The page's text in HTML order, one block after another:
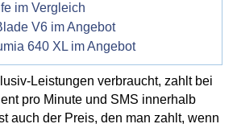
im Vergleich
V6 im Angebot
640 XL im Angebot
Leistungen verbraucht, zahlt bei
pro Minute und SMS innerhalb
auch der Preis, den man zahlt, wenn